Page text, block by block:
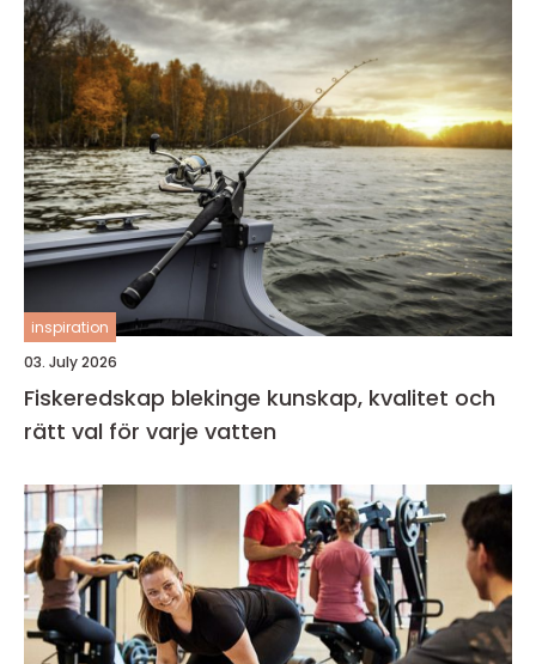
inspiration
03. July 2026
Fiskeredskap blekinge kunskap, kvalitet och
rätt val för varje vatten